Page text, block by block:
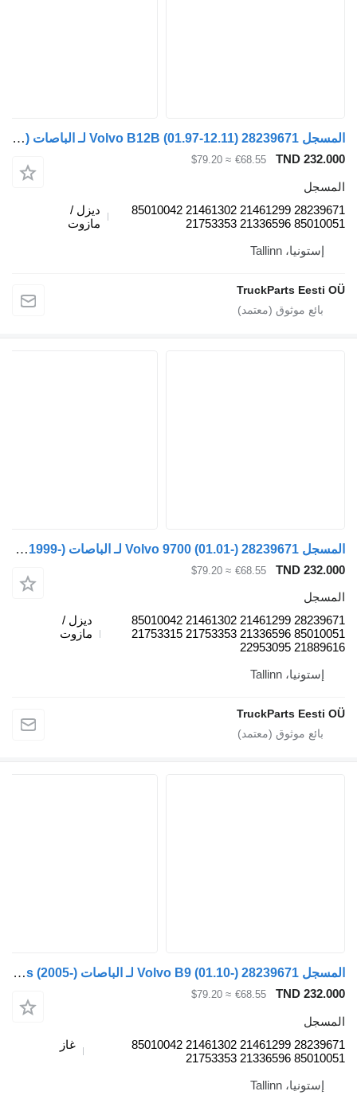
المسجل Volvo B12B (01.97-12.11) 28239671 لـ الباصات Volvo B6, B7, B9, B10, B12 bus (1978-2011)
TND 232.000
€68.55
≈ $79.20
المسجل
28239671 21461299 21461302 85010042
85010051 21336596 21753353
ديزل /
مازوت
إستونيا، Tallinn
TruckParts Eesti OÜ
المسجل Volvo 9700 (01.01-) 28239671 لـ الباصات Volvo 7700-9900 bus (1999-)
TND 232.000
€68.55
≈ $79.20
المسجل
28239671 21461299 21461302 85010042
85010051 21336596 21753353 21753315
21889616 22953095
ديزل /
مازوت
إستونيا، Tallinn
TruckParts Eesti OÜ
المسجل Volvo B9 (01.10-) 28239671 لـ الباصات Volvo B7, B8, B9, B12 bus (2005-)
TND 232.000
€68.55
≈ $79.20
المسجل
28239671 21461299 21461302 85010042
85010051 21336596 21753353
غاز
إستونيا، Tallinn